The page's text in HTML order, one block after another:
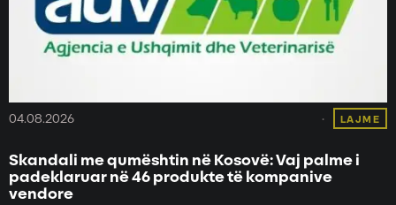
04.08.2026 LAJME
Skandali me qumështin në Kosovë: Vaj palme i
padeklaruar në 46 produkte të kompanive
vendore